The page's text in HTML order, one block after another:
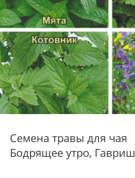
Семена травы для чая
Бодрящее утро, Гавриш